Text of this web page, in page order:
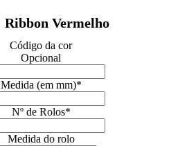
Ribbon Vermelho
Código da cor
Opcional
Medida (em mm)*
Nº de Rolos*
Medida do rolo